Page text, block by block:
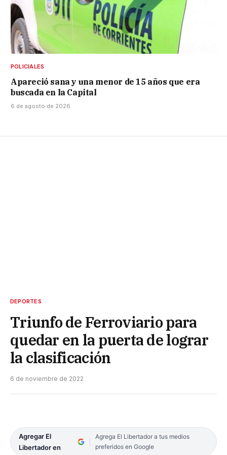
POLICIALES
Apareció sana y una menor de 15 años que era
buscada en la Capital
6 de agosto de 2026
DEPORTES
Triunfo de Ferroviario para
quedar en la puerta de lograr
la clasificación
6 de noviembre de 2022
Agregar El
Libertador en
Agrega El Libertador a tus medios
preferidos en Google